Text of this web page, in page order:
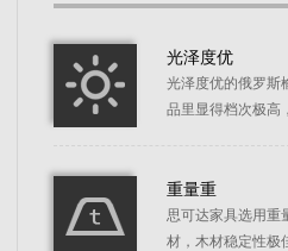
光泽度优
光泽度优的俄罗斯
品里显得档次极高
重量重
思可达家具选用重
材，木材稳定性极